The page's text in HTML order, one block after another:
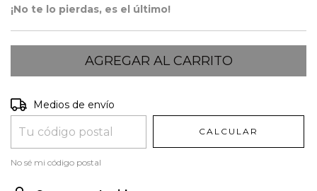
¡No te lo pierdas, es el último!
Entregas para el CP:
Medios de envío
CALCULAR
No sé mi código postal